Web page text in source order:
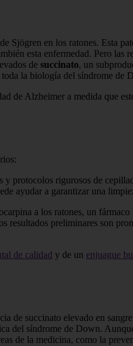
Sjögren en los ratones. Esta
esta enfermedad. Pero
de succinato, un
la biología del síndrome de
de Alzheimer a medida que
protocolos rigurosos de
ayudar a garantizar una
a los ratones, un
preliminares son
de calidad y de un enjuague
de succinato elevado en
del síndrome de Down.
de la medicina, como la